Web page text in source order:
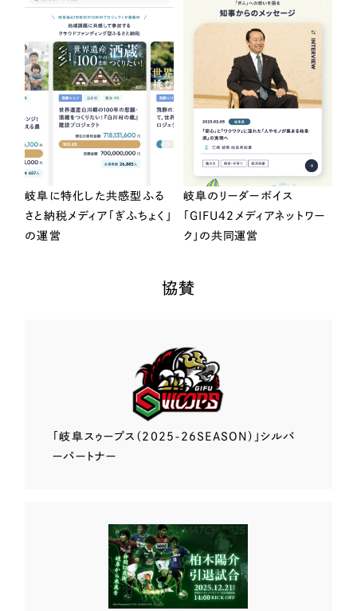
岐阜に特化した共感型ふる
さと納税メディア「ぎふちょく」
の運営
岐阜のリーダーボイス
「GIFU42メディアネットワー
ク」の共同運営
協賛
「岐阜スゥープス （2025-26SEASON）」 シルバ
ーパートナー